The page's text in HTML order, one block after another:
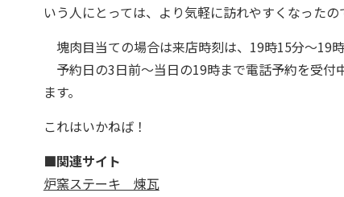
いう人にとっては、より気軽に訪れやすくなったの
塊肉目当ての場合は来店時刻は、19時15分～19
予約日の3日前～当日の19時まで電話予約を受付
ます。
これはいかねば！
■関連サイト
炉窯ステーキ 煉瓦